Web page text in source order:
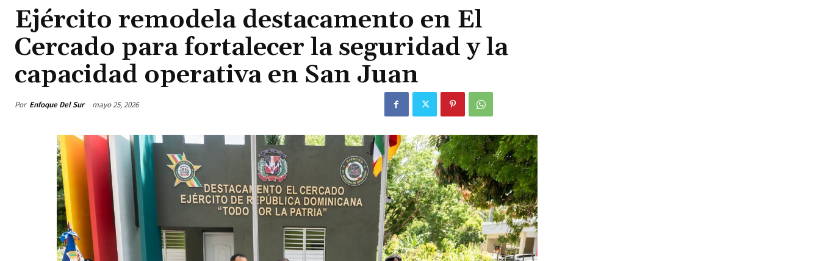
Ejército remodela destacamento en El
Cercado para fortalecer la seguridad y la
capacidad operativa en San Juan
Por Enfoque Del Sur mayo 25, 2026